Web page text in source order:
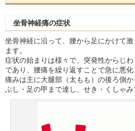
坐骨神経痛の症状
坐骨神経に沿って、腰から足にかけて
ます。
症状の始まりは様々で、突発性からじ
であり、腰痛を繰り返すことで急に悪化
痛みは主に大腿部（太もも）の後ろ側
ぶし・足の甲まで達し、せき・くしゃみ